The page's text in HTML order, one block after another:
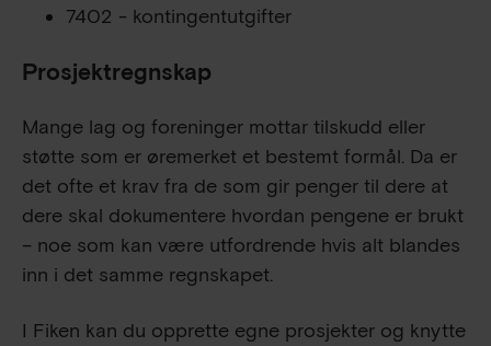
7402 - kontingentutgifter
Prosjektregnskap
Mange lag og foreninger mottar tilskudd eller
støtte som er øremerket et bestemt formål. Da er
det ofte et krav fra de som gir penger til dere at
dere skal dokumentere hvordan pengene er brukt
– noe som kan være utfordrende hvis alt blandes
inn i det samme regnskapet.
I Fiken kan du opprette egne prosjekter og knytte